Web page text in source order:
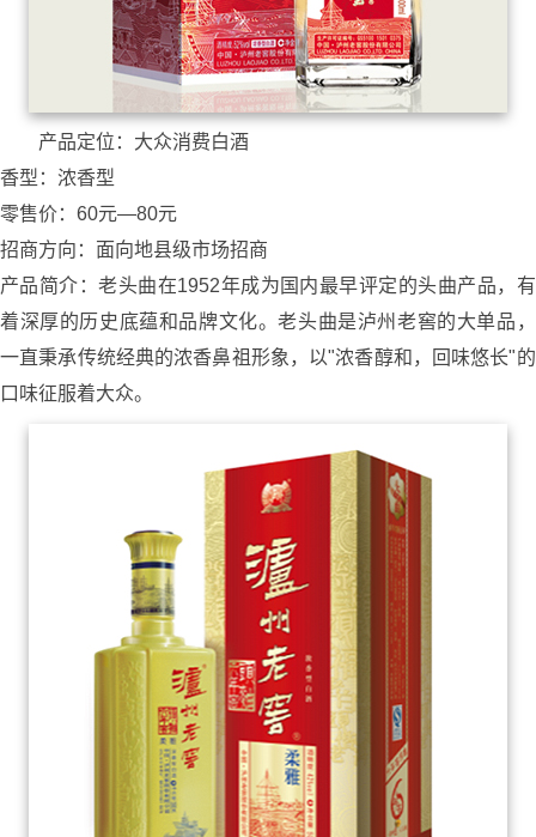
产品定位：大众消费白酒
香型：浓香型
零售价：60元—80元
招商方向：面向地县级市场招商
产品简介：老头曲在1952年成为国内最早评定的头曲产品，有
着深厚的历史底蕴和品牌文化。老头曲是泸州老窖的大单品，
一直秉承传统经典的浓香鼻祖形象，以"浓香醇和，回味悠长"的
口味征服着大众。